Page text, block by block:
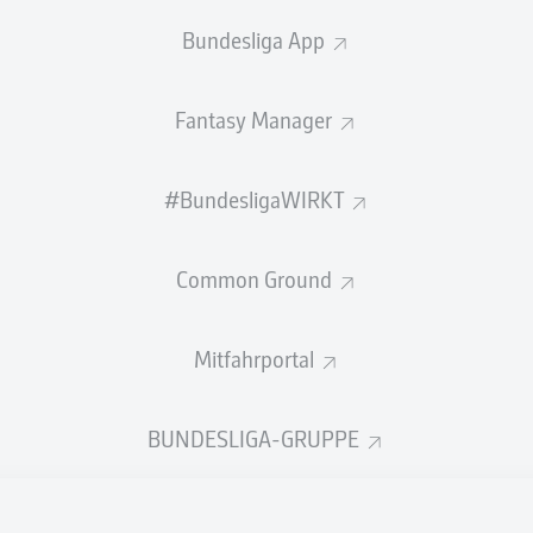
Bundesliga App
Fantasy Manager
#BundesligaWIRKT
Common Ground
Mitfahrportal
BUNDESLIGA-GRUPPE
Sprints
Speed (km/h)
Flanken